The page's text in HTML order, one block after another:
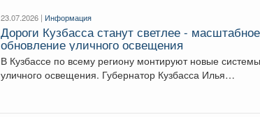
23.07.2026 | Информация
Дороги Кузбасса станут светлее - масштабное
обновление уличного освещения
В Кузбассе по всему региону монтируют новые системы
уличного освещения. Губернатор Кузбасса Илья